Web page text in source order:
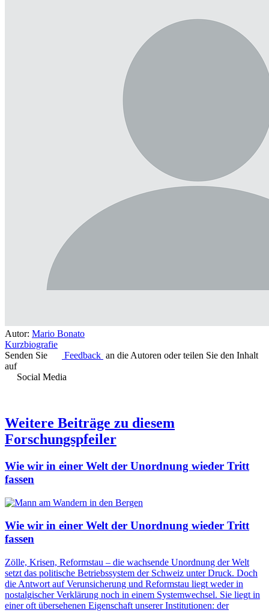
Autor: Mario Bonato
Kurzbiografie
Senden Sie
Feedback an die Autoren oder teilen Sie den Inhalt
auf
Social Media
Weitere Beiträge zu diesem
Forschungspfeiler
Wie wir in einer Welt der Unordnung wieder Tritt
fassen
Wie wir in einer Welt der Unordnung wieder Tritt
fassen
Zölle, Krisen, Reformstau – die wachsende Unordnung der Welt
setzt das politische Betriebssystem der Schweiz unter Druck. Doch
die Antwort auf Verunsicherung und Reformstau liegt weder in
nostalgischer Verklärung noch in einem Systemwechsel. Sie liegt in
einer oft übersehenen Eigenschaft unserer Institutionen: der